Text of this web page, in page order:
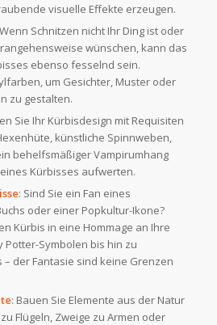
visuelle Effekte erzeugen.
Schnitzen nicht Ihr Ding ist oder
wünschen, kann das
ebenso fesselnd sein.
um Gesichter, Muster oder
zu gestalten.
Sie Ihr Kürbisdesign mit Requisiten
künstliche Spinnweben,
behelfsmäßiger Vampirumhang
Kürbisses aufwerten.
: Sind Sie ein Fan eines
oder einer Popkultur-Ikone?
Kürbis in eine Hommage an Ihre
Potter-Symbolen bis hin zu
– der Fantasie sind keine Grenzen
: Bauen Sie Elemente aus der Natur
Flügeln, Zweige zu Armen oder